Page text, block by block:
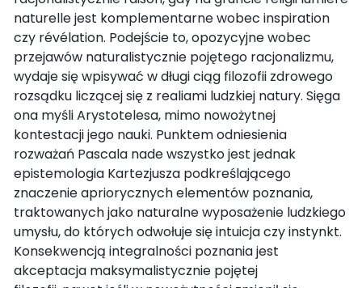
naturelle jest komplementarne wobec inspiration
czy révélation. Podejście to, opozycyjne wobec
przejawów naturalistycznie pojętego racjonalizmu,
wydaje się wpisywać w długi ciąg filozofii zdrowego
rozsądku liczącej się z realiami ludzkiej natury. Sięga
ona myśli Arystotelesa, mimo nowożytnej
kontestacji jego nauki. Punktem odniesienia
rozważań Pascala nade wszystko jest jednak
epistemologia Kartezjusza podkreślającego
znaczenie apriorycznych elementów poznania,
traktowanych jako naturalne wyposażenie ludzkiego
umysłu, do których odwołuje się intuicja czy instynkt.
Konsekwencją integralności poznania jest
akceptacja maksymalistycznie pojętej